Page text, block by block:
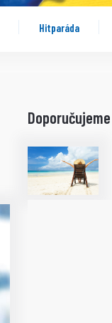
Hitparáda
Doporučujeme